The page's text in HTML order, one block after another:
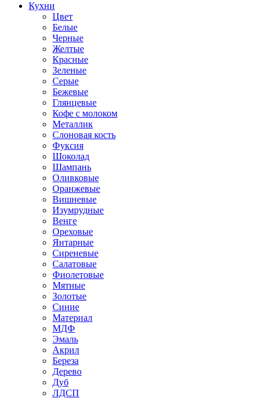
Кухни
Цвет
Белые
Черные
Желтые
Красные
Зеленые
Серые
Бежевые
Глянцевые
Кофе с молоком
Металлик
Слоновая кость
Фуксия
Шоколад
Шампань
Оливковые
Оранжевые
Вишневые
Изумрудные
Венге
Ореховые
Янтарные
Сиреневые
Салатовые
Фиолетовые
Мятные
Золотые
Синие
Материал
МДФ
Эмаль
Акрил
Береза
Дерево
Дуб
ЛДСП